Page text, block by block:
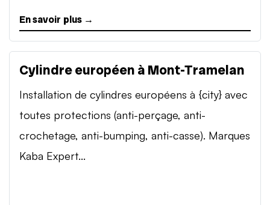
En savoir plus →
Cylindre européen à Mont-Tramelan
Installation de cylindres européens à {city} avec
toutes protections (anti-perçage, anti-
crochetage, anti-bumping, anti-casse). Marques
Kaba Expert...